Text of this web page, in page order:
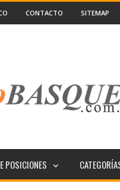
CONTACTO SITEMAP
POSICIONES